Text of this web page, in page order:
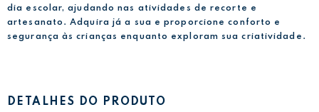
dia escolar, ajudando nas atividades de recorte e
artesanato. Adquira já a sua e proporcione conforto e
segurança às crianças enquanto exploram sua criatividade.
DETALHES DO PRODUTO